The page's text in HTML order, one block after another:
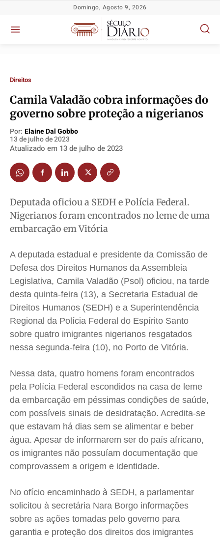
Socioeconômicas
TV Século
Justiça
Educação
Segurança
Meio Ambiente
Saúde
Cidades
Economia
Cultura
Colunas
Caetano Roque
Gustavo Bastos
Jr Mignone (in memorian)
Wanda Sily
Publicidade Legal
Quem Somos
Expediente
Contato
Anuncie
Termos de Uso
Privacidade
Socioeconômicas
TV Século
Justiça
Educação
Segurança
Meio Ambiente
Saúde
Cidades
Economia
Cultura
Colunas
Caetano Roque
Gustavo Bastos
Jr Mignone (in memorian)
Wanda Sily
Publicidade Legal
Quem Somos
Expediente
Contato
Anuncie
Termos de Uso
Privacidade
Socioeconômicas
TV Século
Justiça
Educação
Segurança
Meio Ambiente
Saúde
Cidades
Economia
Cultura
Colunas
Caetano Roque
Gustavo Bastos
Jr Mignone (in memorian)
Wanda Sily
Publicidade Legal
Quem Somos
Expediente
Contato
Anuncie
Termos de Uso
Privacidade
Socioeconômicas
TV Século
Justiça
Educação
Segurança
Meio Ambiente
Saúde
Cidades
Economia
Cultura
Colunas
Caetano Roque
Gustavo Bastos
Jr Mignone (in memorian)
Wanda Sily
Publicidade Legal
Quem Somos
Expediente
Contato
Anuncie
Termos de Uso
Privacidade
Domingo, Agosto 9, 2026
Direitos
Camila Valadão cobra informações do
governo sobre proteção a nigerianos
Por: Elaine Dal Gobbo
13 de julho de 2023
Atualizado em 13 de julho de 2023
Deputada oficiou a SEDH e Polícia Federal.
Nigerianos foram encontrados no leme de uma
embarcação em Vitória
A deputada estadual e presidente da Comissão de
Defesa dos Direitos Humanos da Assembleia
Legislativa, Camila Valadão (Psol) oficiou, na tarde
desta quinta-feira (13), a Secretaria Estadual de
Direitos Humanos (SEDH) e a Superintendência
Regional da Polícia Federal do Espírito Santo
sobre quatro imigrantes nigerianos resgatados
nessa segunda-feira (10), no Porto de Vitória.
Nessa data, quatro homens foram encontrados
pela Polícia Federal escondidos na casa de leme
da embarcação em péssimas condições de saúde,
com possíveis sinais de desidratação. Acredita-se
que estavam há dias sem se alimentar e beber
água. Apesar de informarem ser do país africano,
os imigrantes não possuíam documentação que
comprovassem a origem e identidade.
No ofício encaminhado à SEDH, a parlamentar
solicitou à secretária Nara Borgo informações
sobre as ações tomadas pelo governo para
garantia e proteção dos direitos dos imigrantes